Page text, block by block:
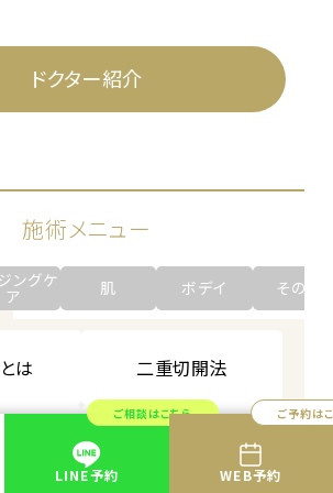
ご相談はこちら
LINE予約
ご予約は
WEB予約
ドクター紹介
施術メニュー
ングケ
ア 肌 ボデイ その他
は 二重切開法
共立式二重埋没P-PL